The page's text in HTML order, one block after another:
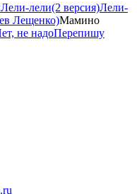
Лели-лели(2 версия)Лели-
Лещенко)Мамино
не надоПерепишу